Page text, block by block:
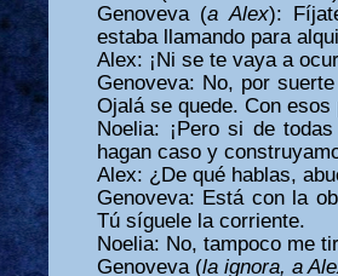
Genoveva (a Alex):
estaba llamando para
Alex: ¡Ni se te vaya a
Genoveva: No, por
Ojalá se quede. Con
Noelia: ¡Pero si de
hagan caso y
Alex: ¿De qué hablas,
Genoveva: Está con la
Tú síguele la corriente.
Noelia: No, tampoco me
Genoveva (la ignora, a